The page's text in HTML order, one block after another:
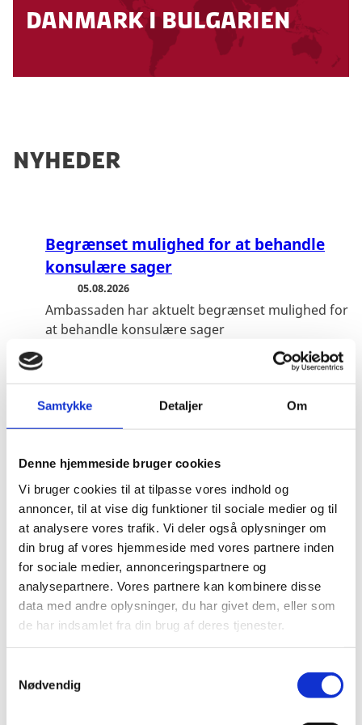
Samtykke Detaljer Om
Denne hjemmeside bruger cookies
Vi bruger cookies til at tilpasse vores indhold og
annoncer, til at vise dig funktioner til sociale medier og til
at analysere vores trafik. Vi deler også oplysninger om
din brug af vores hjemmeside med vores partnere inden
for sociale medier, annonceringspartnere og
analysepartnere. Vores partnere kan kombinere disse
data med andre oplysninger, du har givet dem, eller som
de har indsamlet fra din brug af deres tjenester.
Nødvendig
Find Danish embassies and consulates
abroad
If you need immediate assistance, contact
the Danish Embassy directly.
hastesager. Der opdateres løbende på
ambassadens forskellige kanaler og
hjemmeside ved ændringer. For oversigt
over ambassader i geografisk nærområde
Danmark i Bulgarien
Nyheder
Begrænset mulighed for at behandle
konsulære sager
05.08.2026
Ambassaden har aktuelt begrænset mulighed for
at behandle konsulære sager
Brevstem i Bulgarien til Lagtingsvalget
05.03.2026
Torsdag den 26. marts 2026 er der valg til
kan stemme på den danske ambassade og det
danske konsulat.
Brevstem i Bulgarien til
Folketingsvalget
02.03.2026
Tirsdag den 24. marts 2026 er der valg til
Folketinget. Vælgere, der opholder sig i